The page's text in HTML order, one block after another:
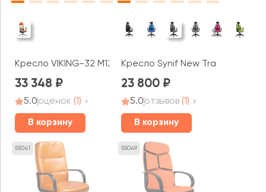
Кресло VIKING-32 M123В-3
33 348
5.0оценок (1)
В корзину
Кресло Synif New Trans
23 800
5.0отзывов (1)
В корзину
55041 55049